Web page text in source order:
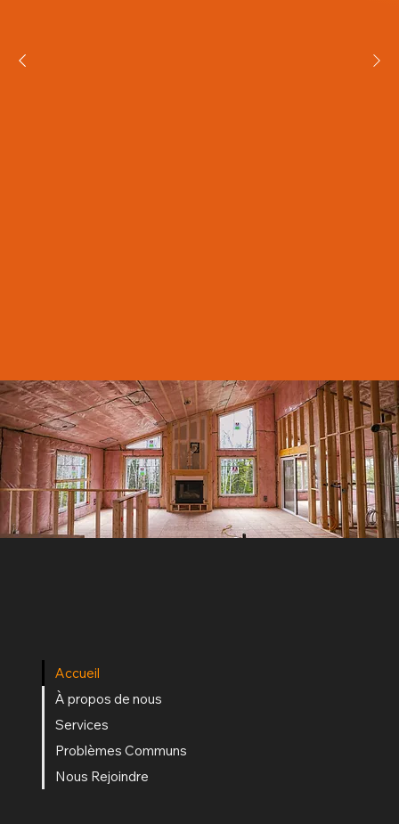
Accueil
À propos de nous
Services
Problèmes Communs
Nous Rejoindre